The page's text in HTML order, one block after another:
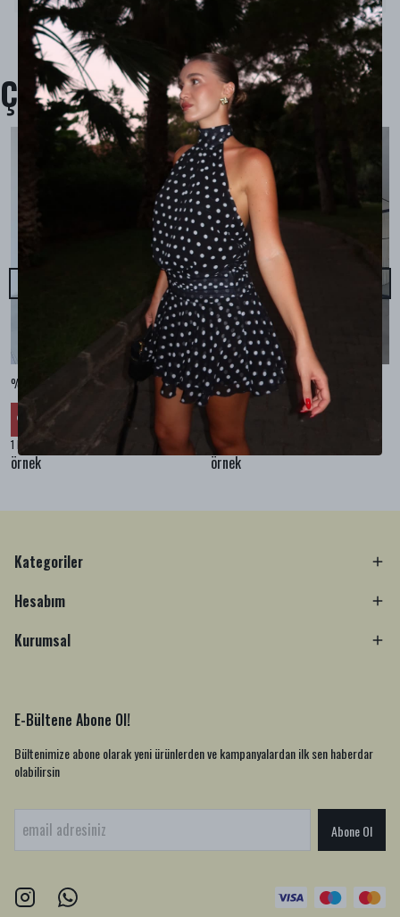
Çok Satanlar
%100 KETEN CEPLİ ŞALVAR PANTOLON - Bej
%
₺ 2,299.99
1 Renk 4 Beden
örnek
%100 KETEN SALAŞ GÖMLEK - Bej
₺ 2,099.99
₺ 1,469.99
1 Renk 4 Beden
örnek
Kategoriler
Hesabım
Kurumsal
E-Bültene Abone Ol!
Bültenimize abone olarak yeni ürünlerden ve kampanyalardan ilk sen haberdar
olabilirsin
Abone Ol